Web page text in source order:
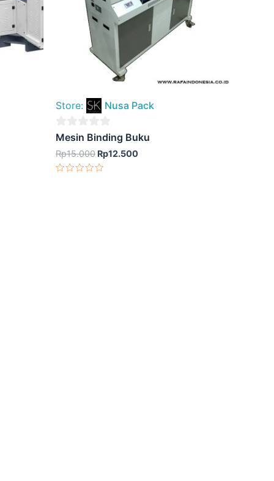
Store: Nusa Pack
0
out
of
Mesin Binding Buku
Rp15.000 Rp12.500